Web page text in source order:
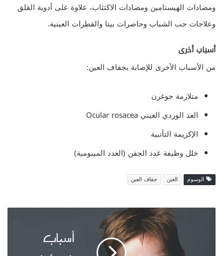
ومضادات الهيستامين ومضادات الاكتئاب، علاوة على أدوية القلق
وعلاجات حب الشباب وحاصرات بيتا والقطرات العينية.
أسباب أخرى
من الأسباب الأخرى للإصابة بجفاف العين:
متلازمة جوغرن
العد الوردي العيني Ocular rosacea
الإكزيمة التأتبية
خلل وظيفة غدد الجفن (الغدد الميبومية)
الوسوم العين جفاف العين
أ